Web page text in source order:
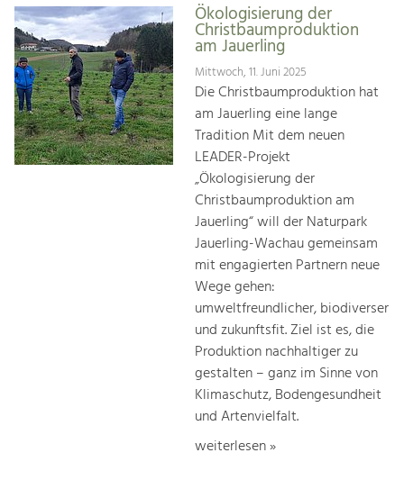
Ökologisierung der
Christbaumproduktion
am Jauerling
Mittwoch, 11. Juni 2025
Die Christbaumproduktion hat
am Jauerling eine lange
Tradition Mit dem neuen
LEADER-Projekt
„Ökologisierung der
Christbaumproduktion am
Jauerling“ will der Naturpark
Jauerling-Wachau gemeinsam
mit engagierten Partnern neue
Wege gehen:
umweltfreundlicher, biodiverser
und zukunftsfit. Ziel ist es, die
Produktion nachhaltiger zu
gestalten – ganz im Sinne von
Klimaschutz, Bodengesundheit
und Artenvielfalt.
weiterlesen »